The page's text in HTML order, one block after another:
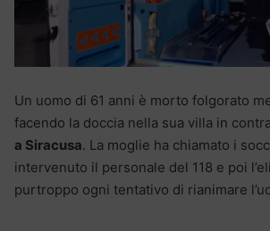
Un uomo di 61 anni è morto folgorato
facendo la doccia nella sua villa in
a Siracusa. La moglie ha chiamato i
intervenuto il personale del 118 e poi
purtroppo ogni tentativo di rianimare